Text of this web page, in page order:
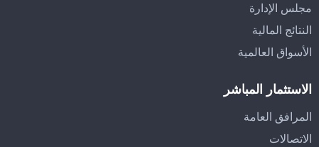
مجلس الإدارة
النتائج المالية
الأسواق العالمية
الاستثمار المباشر
المرافق العامة
الاتصالات